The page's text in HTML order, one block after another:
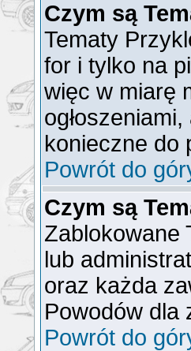
Czym są
Tematy
for i tylko na
więc w miarę
konieczne do
Powrót do
Czym są
Zablokowane
lub
oraz każda
Powodów dla
Powrót do